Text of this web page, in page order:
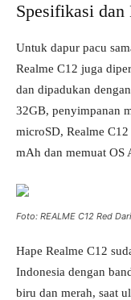
Spesifikasi dan
Untuk dapur pacu
Realme C12 juga
dan dipadukan
32GB, penyimpanan
microSD, Realme
mAh dan memuat OS
Foto: REALME C12 Red Dari
Hape Realme C12
Indonesia dengan
biru dan merah, saat